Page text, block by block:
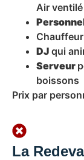
Air ventilé
DJ qui
Serveur
boissons
Prix par
La